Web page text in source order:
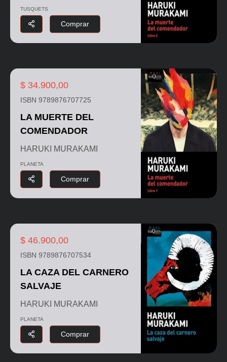
TUSQUETS
Comprar
$ 34.900,00
ISBN 9789876707725
LA MUERTE DEL
COMENDADOR
HARUKI MURAKAMI
PLANETA
Comprar
$ 46.900,00
ISBN 9789876707534
LA CAZA DEL CARNERO
SALVAJE
HARUKI MURAKAMI
PLANETA
Comprar